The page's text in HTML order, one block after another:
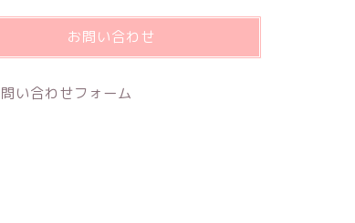
お問い合わせ
い合わせフォーム